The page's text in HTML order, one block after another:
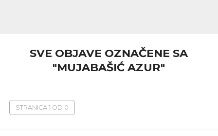
SVE OBJAVE OZNAČENE SA
"MUJABAŠIĆ AZUR"
STRANICA 1 OD 0